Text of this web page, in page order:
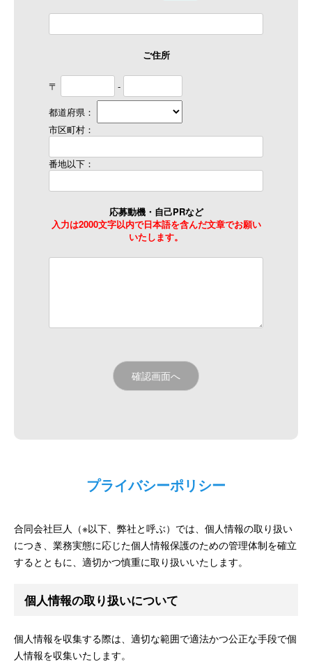
ご住所
〒
-
都道府県：
市区町村：
番地以下：
応募動機・自己PRなど
入力は2000文字以内で日本語を含んだ文章でお願い
いたします。
プライバシーポリシー
合同会社巨人（※以下、弊社と呼ぶ）では、個人情報の取り扱い
につき、業務実態に応じた個人情報保護のための管理体制を確立
するとともに、適切かつ慎重に取り扱いいたします。
個人情報の取り扱いについて
個人情報を収集する際は、適切な範囲で適法かつ公正な手段で個
人情報を収集いたします。